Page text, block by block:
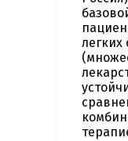
легких